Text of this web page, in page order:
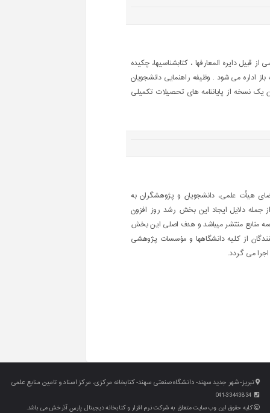
دایره المعارفها ، کتابشناسیها، چکیده
اداره می شود . وظیفه راهنمایی دانشجویان
یک نسخه از پایاننامه های تحصیلات تکمیلی
هیأت علمی، دانشجویان و پژوهشگران به
جمله دلایل ایجاد این بخش رشد روز افزون
منابع منتشر میباشد و هدف اصلی این بخش
از کلیه دانشگاهها و مؤسسات پژوهشی
می گردد.
تبریز- شهر جدید سهند- دانشگاه صنعتی سهند- کتابخانه مرکزی، مرکز اسناد و تامین منابع علمی
041-33443834
کلیه حقوق این وب سایت متعلق به شرکت نرم افزار و کتابخانه دیجیتال پارس آذرخش می باشد.